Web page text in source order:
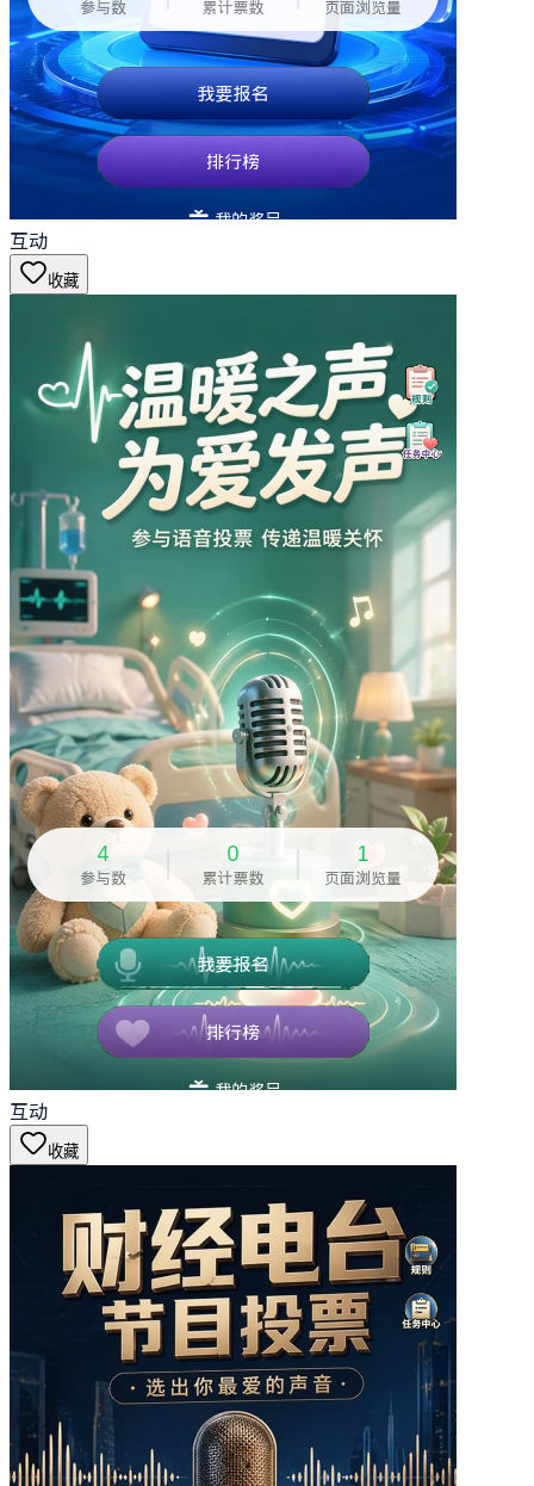
互动
收藏
互动
收藏